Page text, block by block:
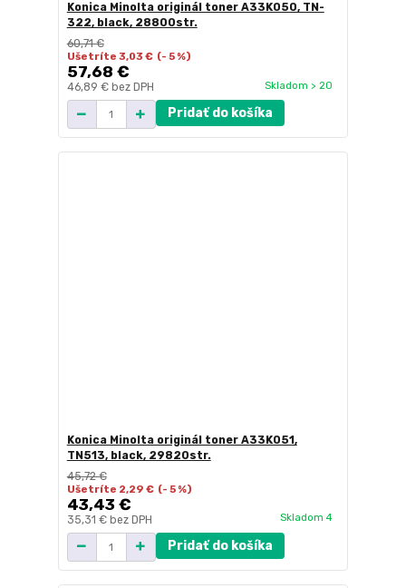
Konica Minolta originál toner A33K050, TN-
322, black, 28800str.
60,71 €
Ušetríte 3,03 € (- 5 %)
57,68 €
46,89 € bez DPH Skladom > 20
Pridať do košíka
Konica Minolta originál toner A33K051,
TN513, black, 29820str.
45,72 €
Ušetríte 2,29 € (- 5 %)
43,43 €
35,31 € bez DPH Skladom 4
Pridať do košíka